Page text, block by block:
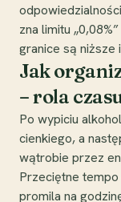
zna limitu
granice są niższe
Jak
– rola
Po wypiciu
cienkiego, a
wątrobie przez
Przeciętne tempo
promila na